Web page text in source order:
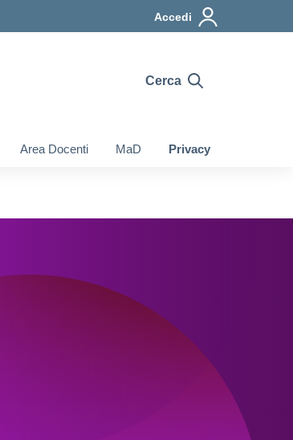
Accedi
Cerca
Area Docenti MaD Privacy